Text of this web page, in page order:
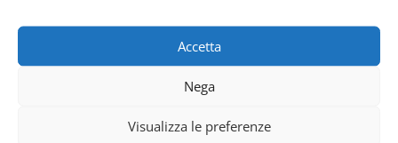
Accetta
Nega
Visualizza le preferenze
presenza diImpianti Elettrici Borghesianache sono
composti da 2 fili. Particolarmente pericolosi si tratta
dei primi sistemi usati nelle case che erano
essenziali. Si tratta di un collegamento al pannello di
per la conduzione di corrente in tutta la casa.